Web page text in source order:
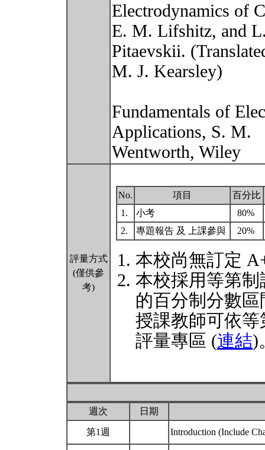
Electrodynamics of
E. M. Lifshitz, and
Pitaevskii.
M. J. Kearsley)
Fundamentals of
Applications, S. M.
Wentworth, Wiley
評量方式
(僅供參
考)
No. 項目
百分比
1.
小考
80%
2.
專題報告 及 上課參與 20%
本校尚無訂定
本校採用等第
的百分制分數
授課教師可依
評量專區 (連結)
週次 日期
第1週 Introduction (Include